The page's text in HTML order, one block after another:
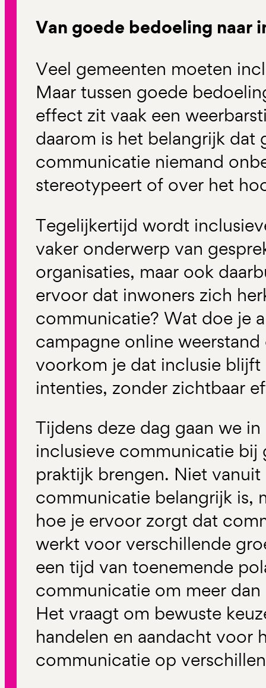
Van goede bedoeling naar
Veel gemeenten moeten
Maar tussen goede
effect zit vaak een
daarom is het belangrijk dat
communicatie niemand
stereotypeert of over het
Tegelijkertijd wordt
vaker onderwerp van
organisaties, maar ook
ervoor dat inwoners zich
communicatie? Wat doe je
campagne online
voorkom je dat inclusie blijft
intenties, zonder zichtbaar
Tijdens deze dag gaan we
inclusieve communicatie bij
praktijk brengen. Niet
communicatie belangrijk is,
hoe je ervoor zorgt dat
werkt voor verschillende
een tijd van toenemende
communicatie om meer
Het vraagt om bewuste
handelen en aandacht voor
communicatie op